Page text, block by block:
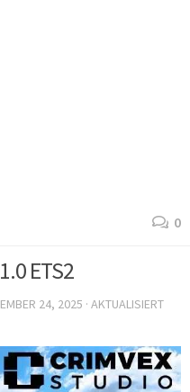
0
ETS2
24, 2025 · AKTUALISIERT